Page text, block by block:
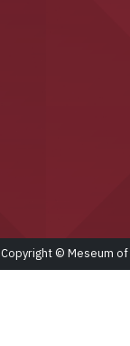
Copyright © Meseum